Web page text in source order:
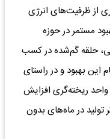
از ظرفیت‌های انرژی
مستمر در حوزه
حلقه گم‌شده در کسب
این بهبود و در راستای
واحد ریخته‌گری افزایش
تولید در ماه‌های بدون